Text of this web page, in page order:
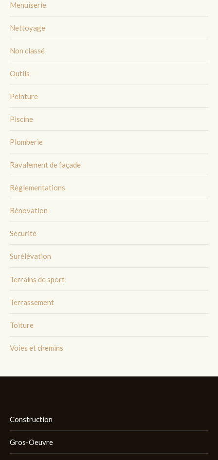
Menuiserie
Nettoyage
Non classé
Outils
Peinture
Piscine
Plomberie
Ravalement de façade
Règlementations
Rénovation
Sécurité
Surélévation
Terrains de sport
Terrassement
Toiture
Voies et chemins
Construction
Gros-Oeuvre